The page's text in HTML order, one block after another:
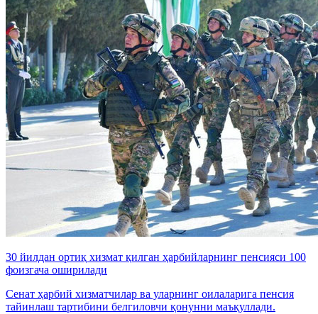
30 йилдан ортиқ хизмат қилган ҳарбийларнинг пенсияси 100
фоизгача оширилади
Сенат ҳарбий хизматчилар ва уларнинг оилаларига пенсия
тайинлаш тартибини белгиловчи қонунни маъқуллади.